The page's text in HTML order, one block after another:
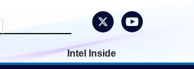
Intel Inside